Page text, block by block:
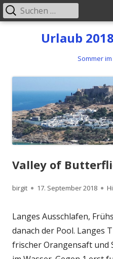
Urlaub
Sommer
Primäres
Suchen
nach:
Valley of
Autor
birgit
Veröffentlicht
17. September 2018
Langes Ausschlafen,
danach der Pool. Langes
frischer Orangensaft und